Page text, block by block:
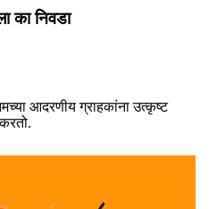
का निवडा
आदरणीय ग्राहकांना उत्कृष्ट